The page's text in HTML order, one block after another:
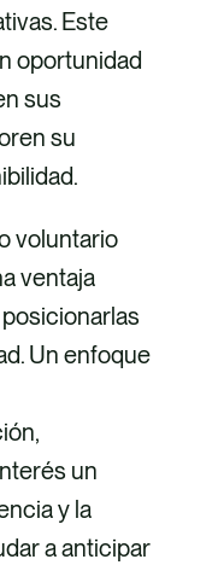
Este
oportunidad
sus
su
voluntario
ventaja
Un enfoque
un
y la
a anticipar